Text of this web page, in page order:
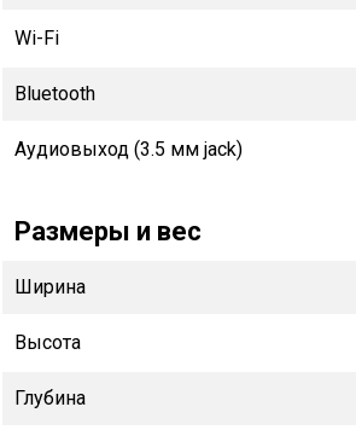
Wi-Fi
Bluetooth
Аудиовыход (3.5 мм jack)
Размеры и вес
Ширина
Высота
Глубина